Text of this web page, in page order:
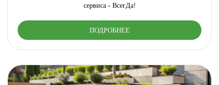
сервиса - ВсегДа!
ПОДРОБНЕЕ